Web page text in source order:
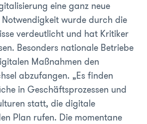
eine ganz neue
wurde durch die
verdeutlicht und hat Kritiker
Besonders nationale Betriebe
Maßnahmen den
abzufangen. „Es finden
in Geschäftsprozessen und
statt, die digitale
Plan rufen. Die momentane